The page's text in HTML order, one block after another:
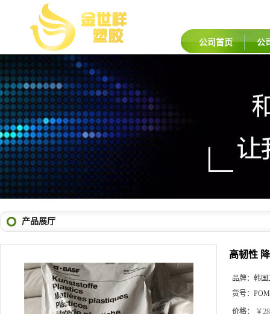
公司首页 公
产品展厅
高韧性
品牌：韩国
价格：
发布日期：